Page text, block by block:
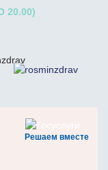
20.00)
Решаем вместе